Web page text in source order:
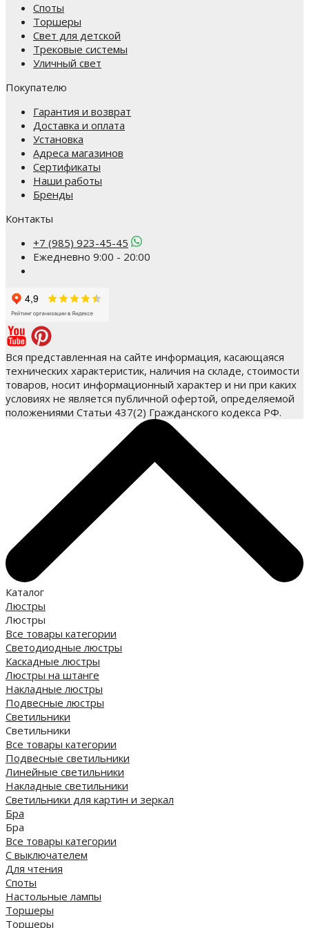
Споты
Торшеры
Свет для детской
Трековые системы
Уличный свет
Покупателю
Гарантия и возврат
Доставка и оплата
Установка
Адреса магазинов
Сертификаты
Наши работы
Бренды
Контакты
+7 (985) 923-45-45
Ежедневно 9:00 - 20:00
Вся представленная на сайте информация, касающаяся
технических характеристик, наличия на складе, стоимости
товаров, носит информационный характер и ни при каких
условиях не является публичной офертой, определяемой
положениями Статьи 437(2) Гражданского кодекса РФ.
Каталог
Люстры
Люстры
Все товары категории
Светодиодные люстры
Каскадные люстры
Люстры на штанге
Накладные люстры
Подвесные люстры
Светильники
Светильники
Все товары категории
Подвесные светильники
Линейные светильники
Накладные светильники
Светильники для картин и зеркал
Бра
Бра
Все товары категории
С выключателем
Для чтения
Споты
Настольные лампы
Торшеры
Торшеры